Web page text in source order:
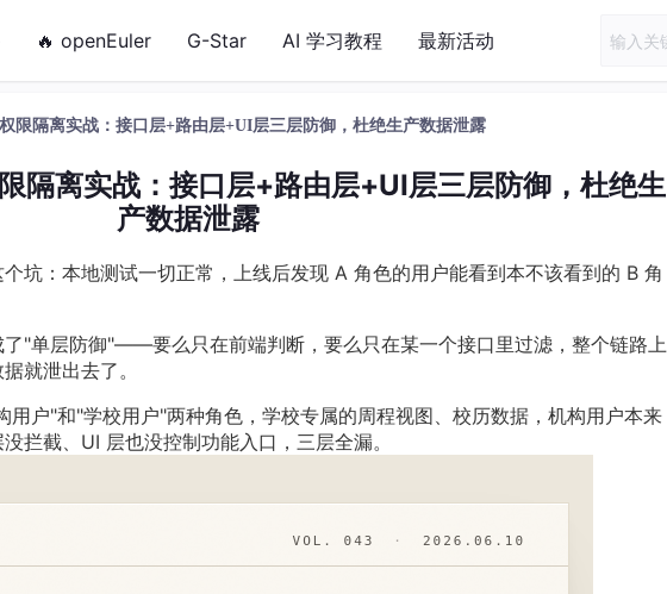
🔥 openEuler G-Star AI 学习教程 最新活动
限隔离实战：接口层+路由层+UI层三层防御，杜绝生产数据泄露
隔离实战：接口层+路由层+UI层三层防御，杜绝生
产数据泄露
坑：本地测试一切正常，上线后发现 A 角色的用户能看到本不该看到的 B 角
"单层防御"——要么只在前端判断，要么只在某一个接口里过滤，整个链路上
就泄出去了。
用户"和"学校用户"两种角色，学校专属的周程视图、校历数据，机构用户本来
拦截、UI 层也没控制功能入口，三层全漏。